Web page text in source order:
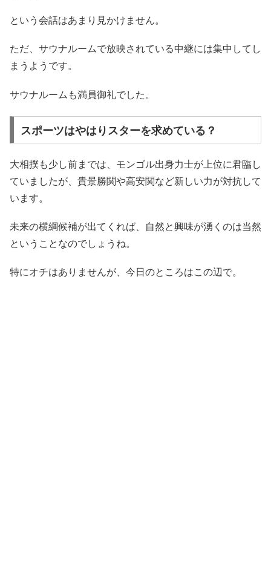
という会話はあまり見かけません。
ただ、サウナルームで放映されている中継には集中してし
まうようです。
サウナルームも満員御礼でした。
スポーツはやはりスターを求めている？
大相撲も少し前までは、モンゴル出身力士が上位に君臨し
ていましたが、貴景勝関や高安関など新しい力が対抗して
います。
未来の横綱候補が出てくれば、自然と興味が湧くのは当然
ということなのでしょうね。
特にオチはありませんが、今日のところはこの辺で。